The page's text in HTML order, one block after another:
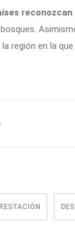
región en la que